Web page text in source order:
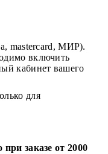
mastercard, МИР).
включить
кабинет вашего
для
при заказе от 2000